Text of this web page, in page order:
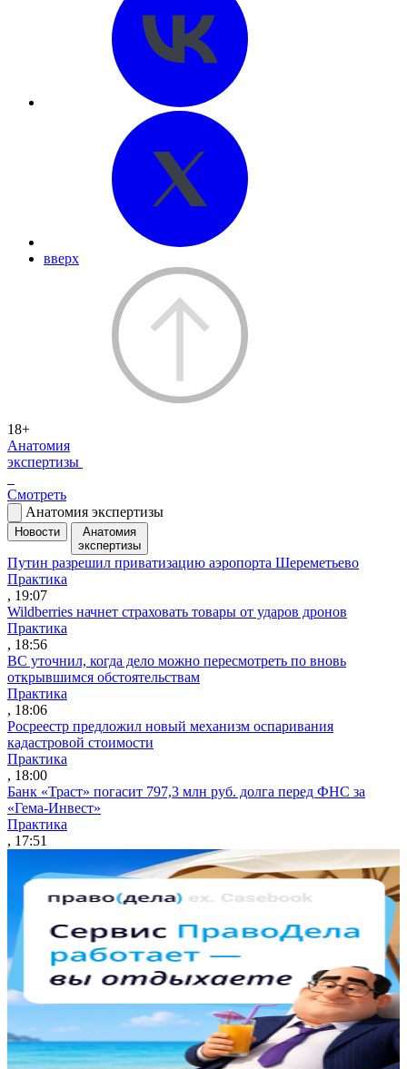
вверх
18+
Анатомия
экспертизы
Смотреть
Анатомия экспертизы
Новости
Анатомия
экспертизы
Путин разрешил приватизацию аэропорта Шереметьево
Практика
, 19:07
Wildberries начнет страховать товары от ударов дронов
Практика
, 18:56
ВС уточнил, когда дело можно пересмотреть по вновь
открывшимся обстоятельствам
Практика
, 18:06
Росреестр предложил новый механизм оспаривания
кадастровой стоимости
Практика
, 18:00
Банк «Траст» погасит 797,3 млн руб. долга перед ФНС за
«Гема-Инвест»
Практика
, 17:51